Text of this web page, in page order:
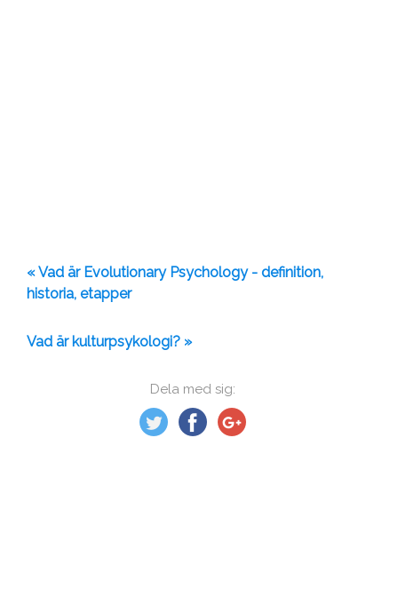
Dela med sig:
« Vad är Evolutionary Psychology - definition,
historia, etapper
Vad är kulturpsykologi? »